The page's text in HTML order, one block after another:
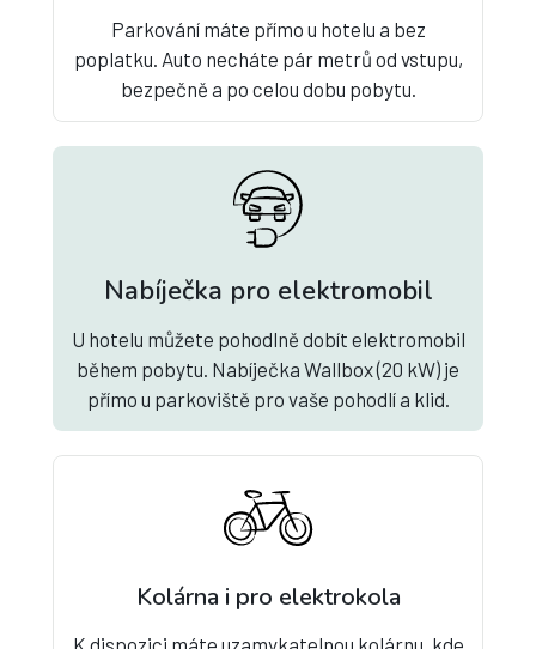
Parkování máte přímo u hotelu a bez
poplatku. Auto necháte pár metrů od vstupu,
bezpečně a po celou dobu pobytu.
Nabíječka pro elektromobil
U hotelu můžete pohodlně dobít elektromobil
během pobytu. Nabíječka Wallbox (20 kW) je
přímo u parkoviště pro vaše pohodlí a klid.
Kolárna i pro elektrokola